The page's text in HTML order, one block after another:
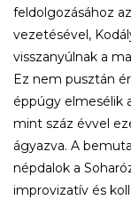
feldolgozásához
vezetésével,
visszanyúlnak a
Ez nem pusztán
éppúgy elmesélik
mint száz évvel
ágyazva. A
népdalok a
improvizatív és